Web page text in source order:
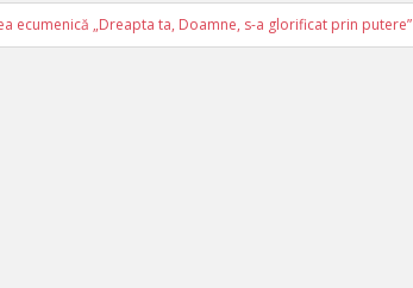
ecumenică „Dreapta ta, Doamne, s-a glorificat prin putere”